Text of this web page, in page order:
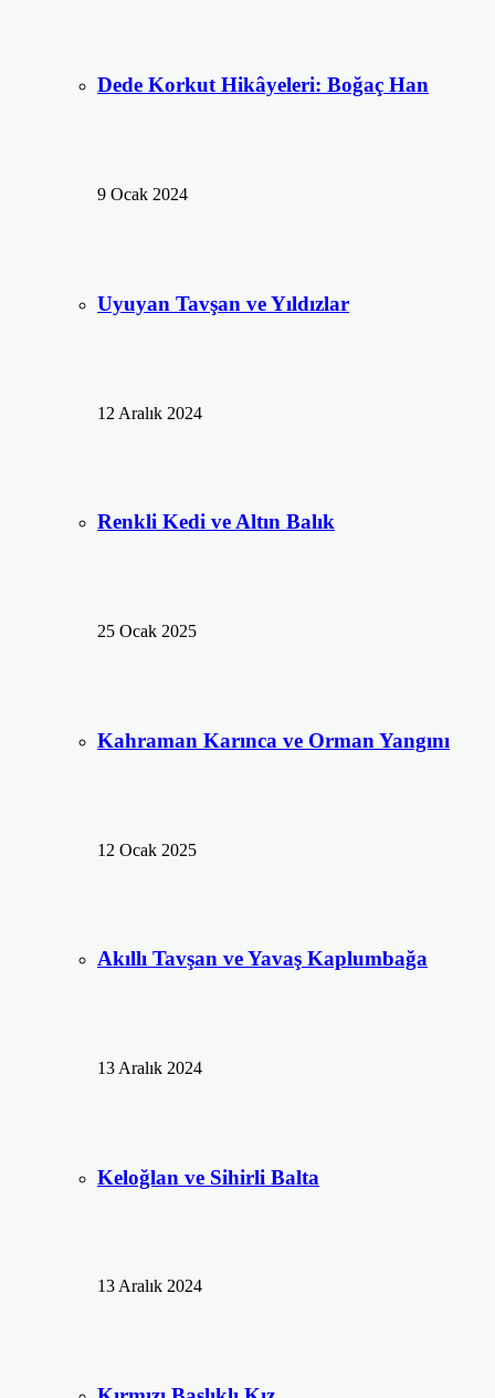
Dede Korkut Hikâyeleri: Boğaç Han
9 Ocak 2024
Uyuyan Tavşan ve Yıldızlar
12 Aralık 2024
Renkli Kedi ve Altın Balık
25 Ocak 2025
Kahraman Karınca ve Orman Yangını
12 Ocak 2025
Akıllı Tavşan ve Yavaş Kaplumbağa
13 Aralık 2024
Keloğlan ve Sihirli Balta
13 Aralık 2024